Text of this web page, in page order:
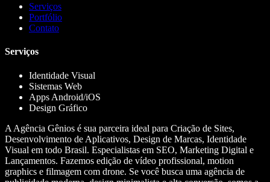
Serviços
Portfólio
Contato
Serviços
Identidade Visual
Sistemas Web
Apps Android/iOS
Design Gráfico
A Agência Gênios é sua parceira ideal para Criação de Sites,
Desenvolvimento de Aplicativos, Design de Marcas, Identidade
Visual em todo Brasil. Especialistas em SEO, Marketing Digital e
Lançamentos. Fazemos edição de vídeo profissional, motion
graphics e filmagem com drone. Se você busca uma agência de